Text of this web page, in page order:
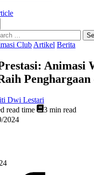
Club Artikel Berita
Animasi
Dwi Lestari
read time
3 min read
2024